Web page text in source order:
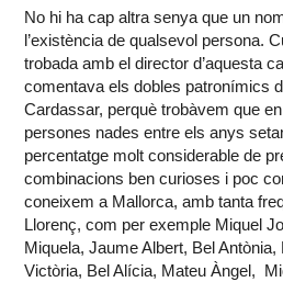
No hi ha cap altra senya que un
l’existència de qualsevol persona.
trobada amb el director d’aquesta
comentava els dobles patronímics
Cardassar, perquè trobàvem que
persones nades entre els anys
percentatge molt considerable de
combinacions ben curioses i poc
coneixem a Mallorca, amb tanta
Llorenç, com per exemple Miquel
Miquela, Jaume Albert, Bel
Victòria, Bel Alícia, Mateu Àngel,